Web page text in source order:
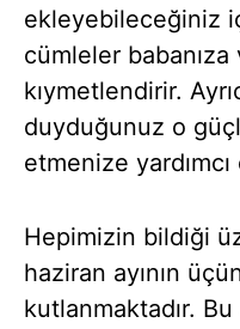
ekleyebileceğiniz
cümleler
kıymetlendirir.
duyduğunuz o
etmenize yardımcı
Hepimizin bildiği
haziran ayının
kutlanmaktadır.